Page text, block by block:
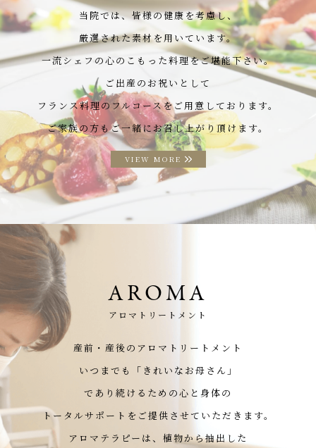
当院では、皆様の健康を考慮し、
厳選された素材を用いています。
一流シェフの心のこもった料理をご堪能下さい。
ご出産のお祝いとして
フランス料理のフルコースをご用意しております。
ご家族の方もご一緒にお召し上がり頂けます。
VIEW MORE
AROMA
アロマトリートメント
産前・産後のアロマトリートメント
いつまでも「きれいなお母さん」
であり続けるための心と身体の
トータルサポートをご提供させていただきます。
アロマテラピーは、植物から抽出した